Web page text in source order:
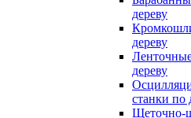
дереву
дереву
дереву
станки по
Щеточно-